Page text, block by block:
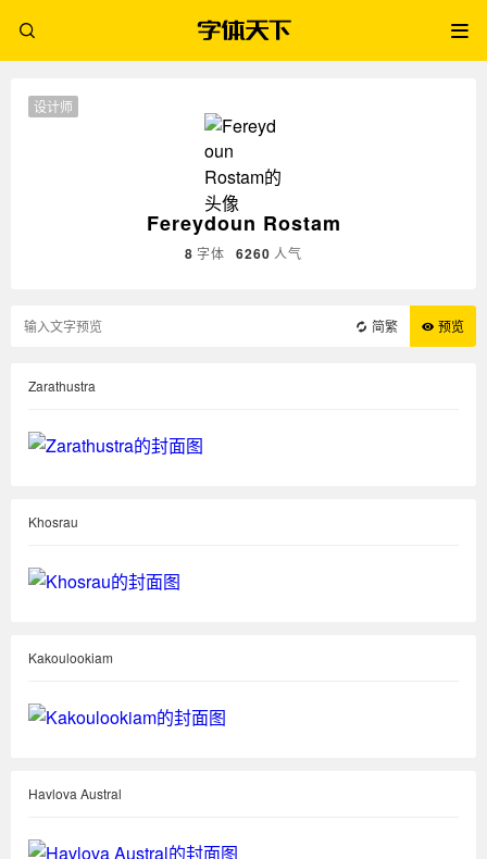
Fereydoun Rostam
8 字体 6260 人气
设计师
简繁 预览
Zarathustra
Khosrau
Kakoulookiam
Havlova Austral